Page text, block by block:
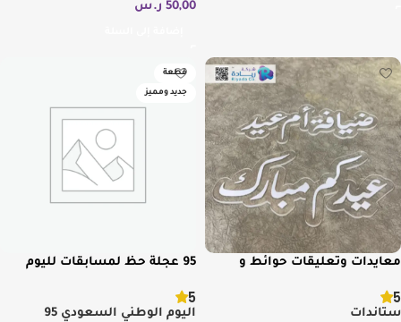
50,00 ر.س
معايدات وتعليقات حوائط و
5
ستاندات
قطعة
جديد ومميز
95 عجلة حظ لمسابقات لليوم
5
اليوم الوطني السعودي 95